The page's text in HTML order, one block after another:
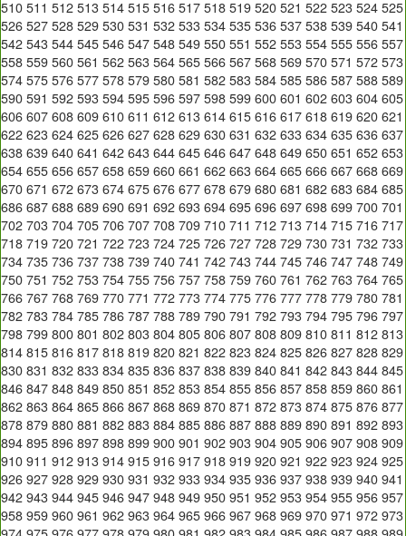
510 511 512 513 514 515 516 517 518 519 520 521 522 523 524 525
526 527 528 529 530 531 532 533 534 535 536 537 538 539 540 541
542 543 544 545 546 547 548 549 550 551 552 553 554 555 556 557
558 559 560 561 562 563 564 565 566 567 568 569 570 571 572 573
574 575 576 577 578 579 580 581 582 583 584 585 586 587 588 589
590 591 592 593 594 595 596 597 598 599 600 601 602 603 604 605
606 607 608 609 610 611 612 613 614 615 616 617 618 619 620 621
622 623 624 625 626 627 628 629 630 631 632 633 634 635 636 637
638 639 640 641 642 643 644 645 646 647 648 649 650 651 652 653
654 655 656 657 658 659 660 661 662 663 664 665 666 667 668 669
670 671 672 673 674 675 676 677 678 679 680 681 682 683 684 685
686 687 688 689 690 691 692 693 694 695 696 697 698 699 700 701
702 703 704 705 706 707 708 709 710 711 712 713 714 715 716 717
718 719 720 721 722 723 724 725 726 727 728 729 730 731 732 733
734 735 736 737 738 739 740 741 742 743 744 745 746 747 748 749
750 751 752 753 754 755 756 757 758 759 760 761 762 763 764 765
766 767 768 769 770 771 772 773 774 775 776 777 778 779 780 781
782 783 784 785 786 787 788 789 790 791 792 793 794 795 796 797
798 799 800 801 802 803 804 805 806 807 808 809 810 811 812 813
814 815 816 817 818 819 820 821 822 823 824 825 826 827 828 829
830 831 832 833 834 835 836 837 838 839 840 841 842 843 844 845
846 847 848 849 850 851 852 853 854 855 856 857 858 859 860 861
862 863 864 865 866 867 868 869 870 871 872 873 874 875 876 877
878 879 880 881 882 883 884 885 886 887 888 889 890 891 892 893
894 895 896 897 898 899 900 901 902 903 904 905 906 907 908 909
910 911 912 913 914 915 916 917 918 919 920 921 922 923 924 925
926 927 928 929 930 931 932 933 934 935 936 937 938 939 940 941
942 943 944 945 946 947 948 949 950 951 952 953 954 955 956 957
958 959 960 961 962 963 964 965 966 967 968 969 970 971 972 973